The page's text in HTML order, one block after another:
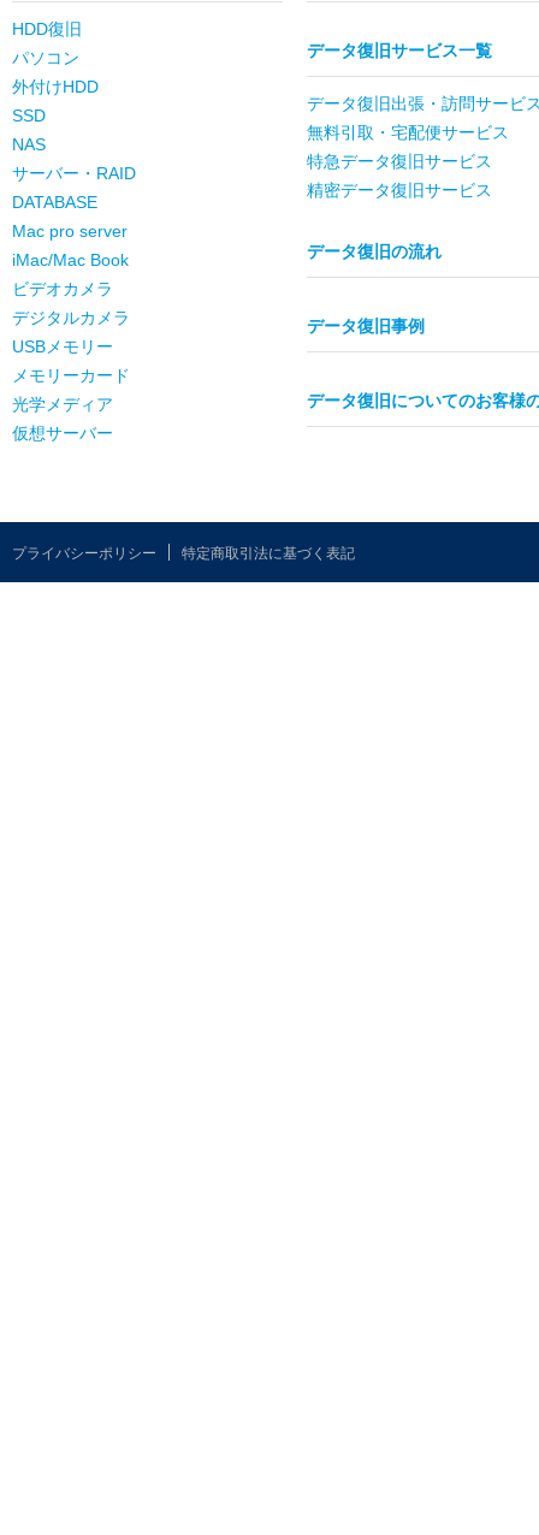
HDD復旧
パソコン
外付けHDD
SSD
NAS
サーバー・RAID
DATABASE
Mac pro server
iMac/Mac Book
ビデオカメラ
デジタルカメラ
USBメモリー
メモリーカード
光学メディア
仮想サーバー
データ復旧サービス一覧
データ復旧出張・訪問サービ
無料引取・宅配便サービス
特急データ復旧サービス
精密データ復旧サービス
データ復旧の流れ
データ復旧事例
データ復旧についてのお客様
プライバシーポリシー 特定商取引法に基づく表記